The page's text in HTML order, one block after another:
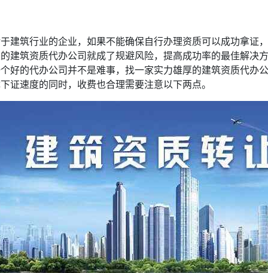
建筑行业的企业，如果不能确保自行办理资质可以成功拿证
建筑资质代办公司就成了规避风险，提高成功率的最佳解决
好的代办公司并不是难事，找一家实力雄厚的建筑资质代办
证速度的同时，收费也合理需要注意以下两点。